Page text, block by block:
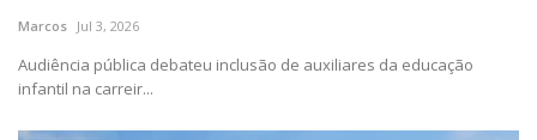
Marcos Jul 3, 2026
Audiência pública debateu inclusão de auxiliares da educação
infantil na carreir...